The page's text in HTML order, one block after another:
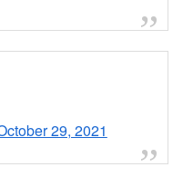
29, 2021